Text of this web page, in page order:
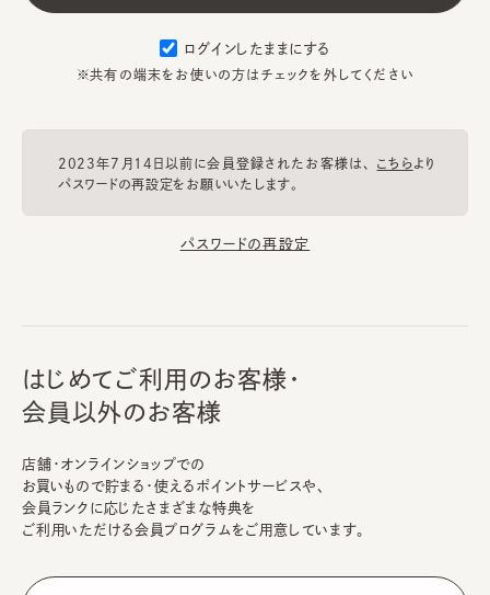
ログインしたままにする
※共有の端末をお使いの方はチェックを外してください
2023年7月14日以前に会員登録されたお客様は、 こちらより
パスワードの再設定をお願いいたします。
パスワードの再設定
はじめてご利用のお客様・
会員以外のお客様
店舗・オンラインショップでの
お買いもので貯まる・使えるポイントサービスや、
会員ランクに応じたさまざまな特典を
ご利用いただける会員プログラムをご用意しています。